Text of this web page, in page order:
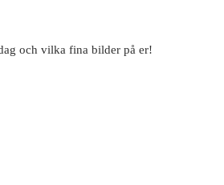
och vilka fina bilder på er!